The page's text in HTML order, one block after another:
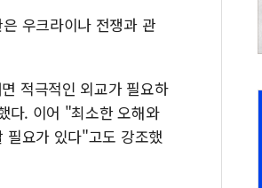
우크라이나 전쟁과 관
적극적인 외교가 필요하
다. 이어 "최소한 오해와
필요가 있다"고도 강조했